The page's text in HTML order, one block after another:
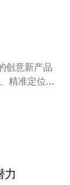
创意新产品
精准定位和
力